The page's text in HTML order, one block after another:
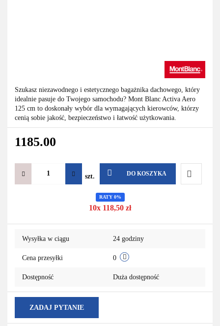
Szukasz niezawodnego i estetycznego bagażnika dachowego, który
idealnie pasuje do Twojego samochodu? Mont Blanc Activa Aero
125 cm to doskonały wybór dla wymagających kierowców, którzy
cenią sobie jakość, bezpieczeństwo i łatwość użytkowania.
1185.00
szt. DO KOSZYKA
RATY 0%
10x 118,50 zł
Wysyłka w ciągu 24 godziny
Cena przesyłki 0
Dostępność Duża dostępność
ZADAJ PYTANIE